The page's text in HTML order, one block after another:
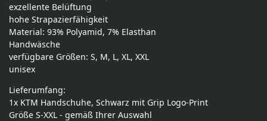
exzellente Belüftung
hohe Strapazierfähigkeit
Material: 93% Polyamid, 7% Elasthan
Handwäsche
verfügbare Größen: S, M, L, XL, XXL
unisex
Lieferumfang:
1x KTM Handschuhe, Schwarz mit Grip Logo-Print
Größe S-XXL - gemäß Ihrer Auswahl